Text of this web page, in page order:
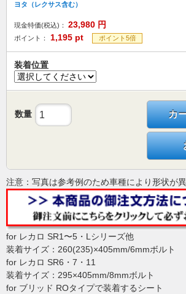
ヨタ（レクサス含む）
現金特価(税込)： 23,980 円
ポイント： 1,195 pt ポイント5倍
装着位置
数量 カ
注意：写真は参考例のため車種により形状が異
for レカロ SR1〜5・Lシリーズ他
装着サイズ：260(235)×405mm/6mmボルト
for レカロ SR6・7・11
装着サイズ：295×405mm/8mmボルト
for ブリッド ROタイプで装着するシート